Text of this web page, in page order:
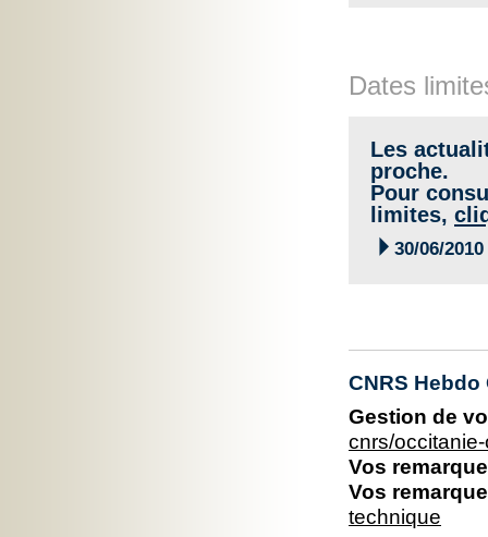
Dates
Les
proche.
Pour
limites,
 30/06/2010
CNRS
Gestion de
cnrs/
Vos
Vos
technique